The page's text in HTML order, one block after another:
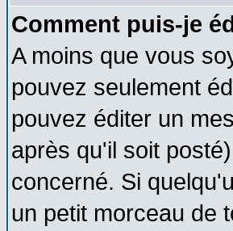
Comment puis-je
A moins que vous
pouvez seulement
pouvez éditer un
après qu'il soit
concerné. Si
un petit morceau de